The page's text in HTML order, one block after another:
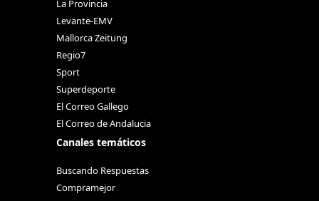
La Provincia
Levante-EMV
Mallorca Zeitung
Regio7
Sport
Superdeporte
El Correo Gallego
El Correo de Andalucia
Canales temáticos
Buscando Respuestas
Compramejor